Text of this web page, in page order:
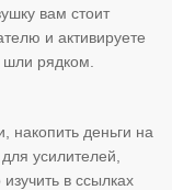
вам стоит
и активируете
шли рядком.
накопить деньги на
усилителей,
в ссылках